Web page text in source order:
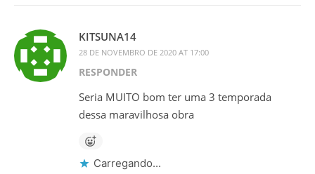
KITSUNA14
28 DE NOVEMBRO DE 2020 AT 17:00
RESPONDER
Seria MUITO bom ter uma 3 temporada
dessa maravilhosa obra
Carregando...